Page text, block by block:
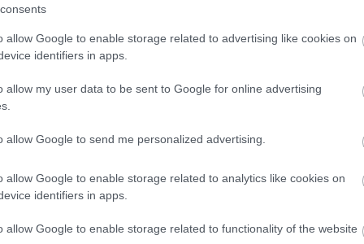
allow Google to enable storage related to advertising like cookies on
identifiers in apps.
allow my user data to be sent to Google for online advertising
allow Google to send me personalized advertising.
allow Google to enable storage related to analytics like cookies on
identifiers in apps.
allow Google to enable storage related to functionality of the website
burgonyatermelés.
2024 első nyolc hónapjában a burgonyaimport 24,4
Franciaország.Az újburgonya behozatala 12%-kal
export mindössze 4,1 ezer tonna volt.
képest, a Budapesti Nagybani Piacon 210–350 forint
ára csak 7%-kal esett vissza.)
jövője szempontjából a helyzet válságos: ha nem
alá kerülhet. Az okok között szerepel a klímaváltozás, a